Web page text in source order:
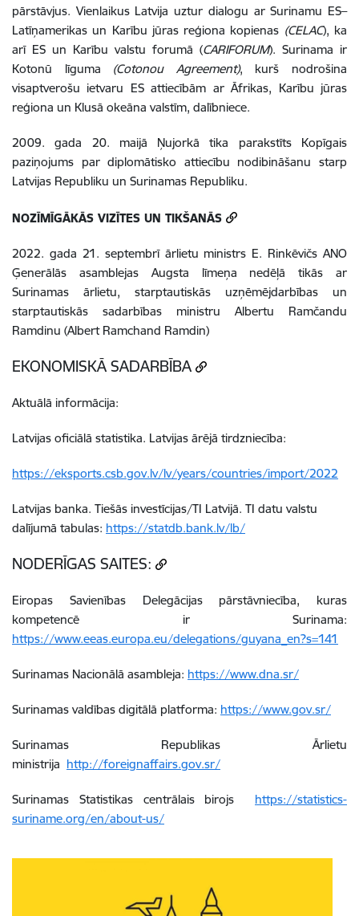
pārstāvjus. Vienlaikus Latvija uztur dialogu ar Surinamu ES–
Latīņamerikas un Karību jūras reģiona kopienas (CELAC), ka
arī ES un Karību valstu forumā (CARIFORUM). Surinama ir
Kotonū līguma (Cotonou Agreement), kurš nodrošina
visaptverošu ietvaru ES attiecībām ar Āfrikas, Karību jūras
reģiona un Klusā okeāna valstīm, dalībniece.
2009. gada 20. maijā Ņujorkā tika parakstīts Kopīgais
paziņojums par diplomātisko attiecību nodibināšanu starp
Latvijas Republiku un Surinamas Republiku.
NOZĪMĪGĀKĀS VIZĪTES UN TIKŠANĀS
2022. gada 21. septembrī ārlietu ministrs E. Rinkēvičs ANO
Ģenerālās asamblejas Augsta līmeņa nedēļā tikās ar
Surinamas ārlietu, starptautiskās uzņēmējdarbības un
starptautiskās sadarbības ministru Albertu Ramčandu
Ramdinu (Albert Ramchand Ramdin)
EKONOMISKĀ SADARBĪBA
Aktuālā informācija:
Latvijas oficiālā statistika. Latvijas ārējā tirdzniecība:
https://eksports.csb.gov.lv/lv/years/countries/import/2022
Latvijas banka. Tiešās investīcijas/TI Latvijā. TI datu valstu
dalījumā tabulas: https://statdb.bank.lv/lb/
NODERĪGAS SAITES:
Eiropas Savienības Delegācijas pārstāvniecība, kuras
kompetencē ir Surinama:
https://www.eeas.europa.eu/delegations/guyana_en?s=141
Surinamas Nacionālā asambleja: https://www.dna.sr/
Surinamas valdības digitālā platforma: https://www.gov.sr/
Surinamas Republikas Ārlietu
ministrija http://foreignaffairs.gov.sr/
Surinamas Statistikas centrālais birojs https://statistics-
suriname.org/en/about-us/